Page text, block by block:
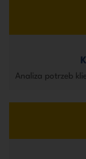
Analiza potrzeb